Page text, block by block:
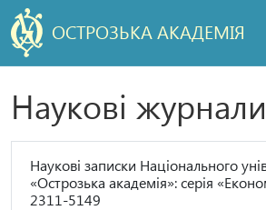
ОСТРОЗЬКА АКАДЕМІЯ
Наукові журнали
Наукові записки Національного
«Острозька академія»: серія
2311-5149